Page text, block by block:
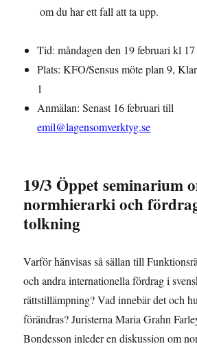
om du har ett fall att ta upp.
Tid: måndagen den 19 februari kl
Plats: KFO/Sensus möte plan 9,
1
Anmälan: Senast 16 februari till
emil@lagensomverktyg.se
19/3 Öppet seminarium
normhierarki och
tolkning
Varför hänvisas så sällan till
och andra internationella fördrag i
rättstillämpning? Vad innebär det och
förändras? Juristerna Maria Grahn
Bondesson inleder en diskussion om